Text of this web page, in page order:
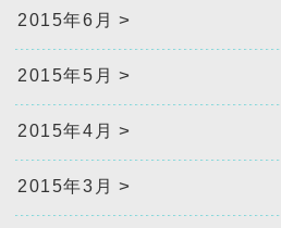
2015年6月
2015年5月
2015年4月
2015年3月